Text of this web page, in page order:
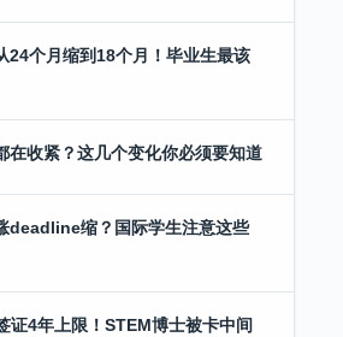
24个月缩到18个月！毕业生最该
在收紧？这几个变化你必须要知道
deadline缩？国际学生注意这些
证4年上限！STEM博士被卡中间